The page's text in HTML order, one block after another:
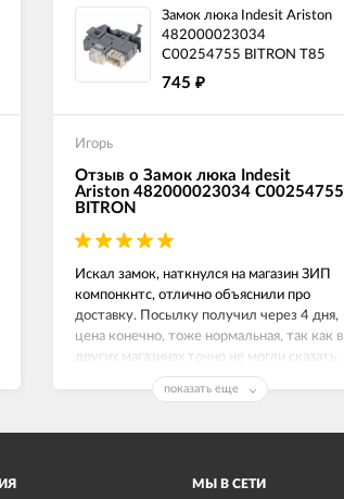
Замок люка Indesit Ariston
482000023034
C00254755 BITRON T85
745 ₽
Игорь
Отзыв о Замок люка Indesit
Ariston 482000023034 C00254755
BITRON
Искал замок, наткнулся на магазин ЗИП
компонкнтс, отлично объяснили про
доставку. Посылку получил через 4 дня,
цена конечно, тоже нормальная, так как в
других магазинах точно не могли сказать.
Замок люка на Индезит рабочий,
показать еще
МЫ В СЕТИ